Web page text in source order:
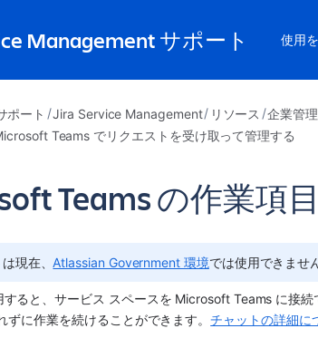
Management サポート 使用
ポート Jira Service Management リソース
企業管
Teams でリクエストを受け取って管理する
Teams の作業項
現在、Atlassian Government 環境では使用できませ
すると、サービス スペースを Microsoft Teams に接続
ずに作業を続けることができます。チャットの詳細に